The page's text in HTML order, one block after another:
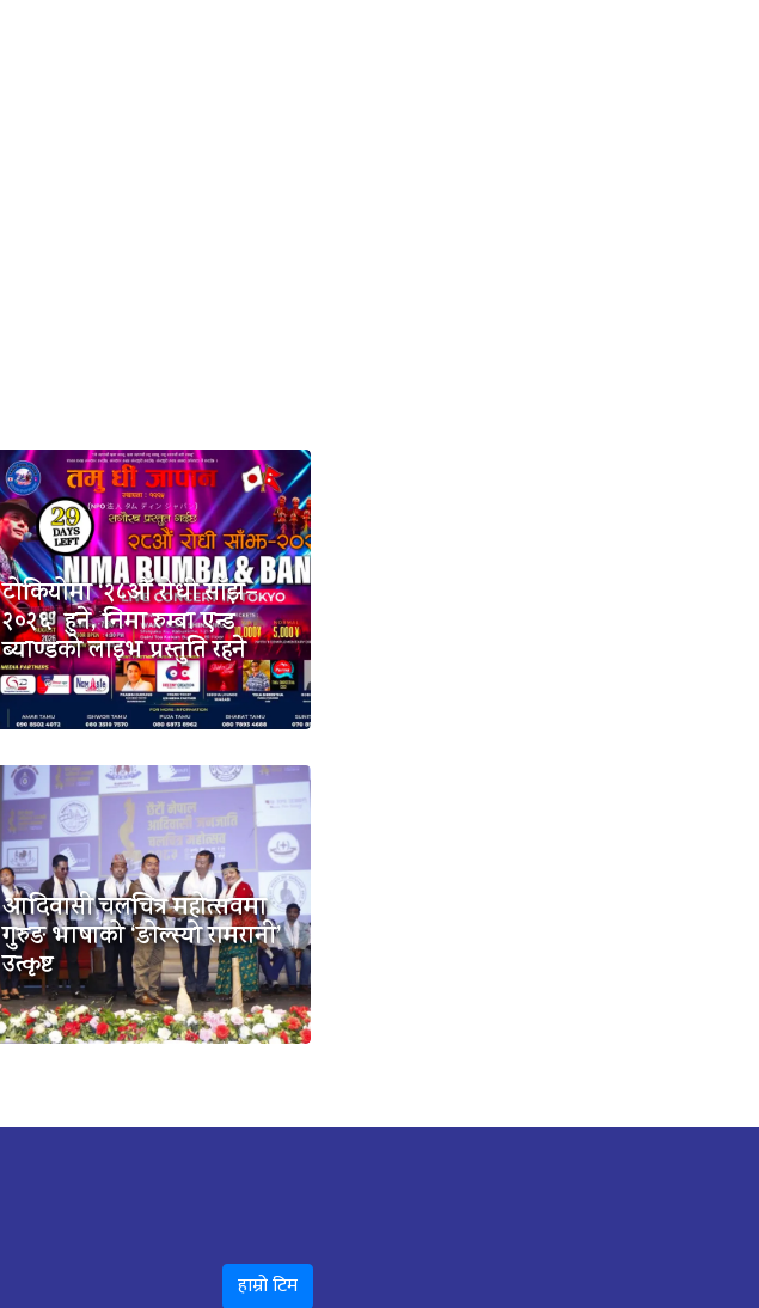
टोकियोमा ‘२८औँ रोधी साँझ–
२०२६’ हुने, निमा रुम्बा एन्ड
ब्याण्डको लाइभ प्रस्तुति रहने
आदिवासी चलचित्र महोत्सवमा
गुरुङ भाषाको ‘ङोल्स्यो रामरानी’
उत्कृष्ट
हाम्रो टिम